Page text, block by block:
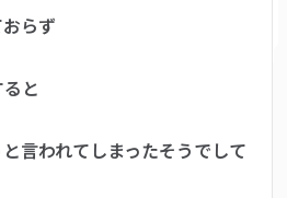
らず
と
言われてしまったそうでして